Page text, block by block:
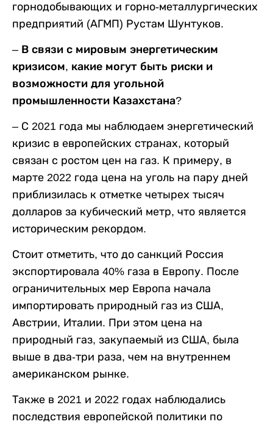
горнодобывающих и горно-металлургических
предприятий (АГМП) Рустам Шунтуков.
– В связи с мировым энергетическим
кризисом, какие могут быть риски и
возможности для угольной
промышленности Казахстана?
– С 2021 года мы наблюдаем энергетический
кризис в европейских странах, который
связан с ростом цен на газ. К примеру, в
марте 2022 года цена на уголь на пару дней
приблизилась к отметке четырех тысяч
долларов за кубический метр, что является
историческим рекордом.
Стоит отметить, что до санкций Россия
экспортировала 40% газа в Европу. После
ограничительных мер Европа начала
импортировать природный газ из США,
Австрии, Италии. При этом цена на
природный газ, закупаемый из США, была
выше в два-три раза, чем на внутреннем
американском рынке.
Также в 2021 и 2022 годах наблюдались
последствия европейской политики по